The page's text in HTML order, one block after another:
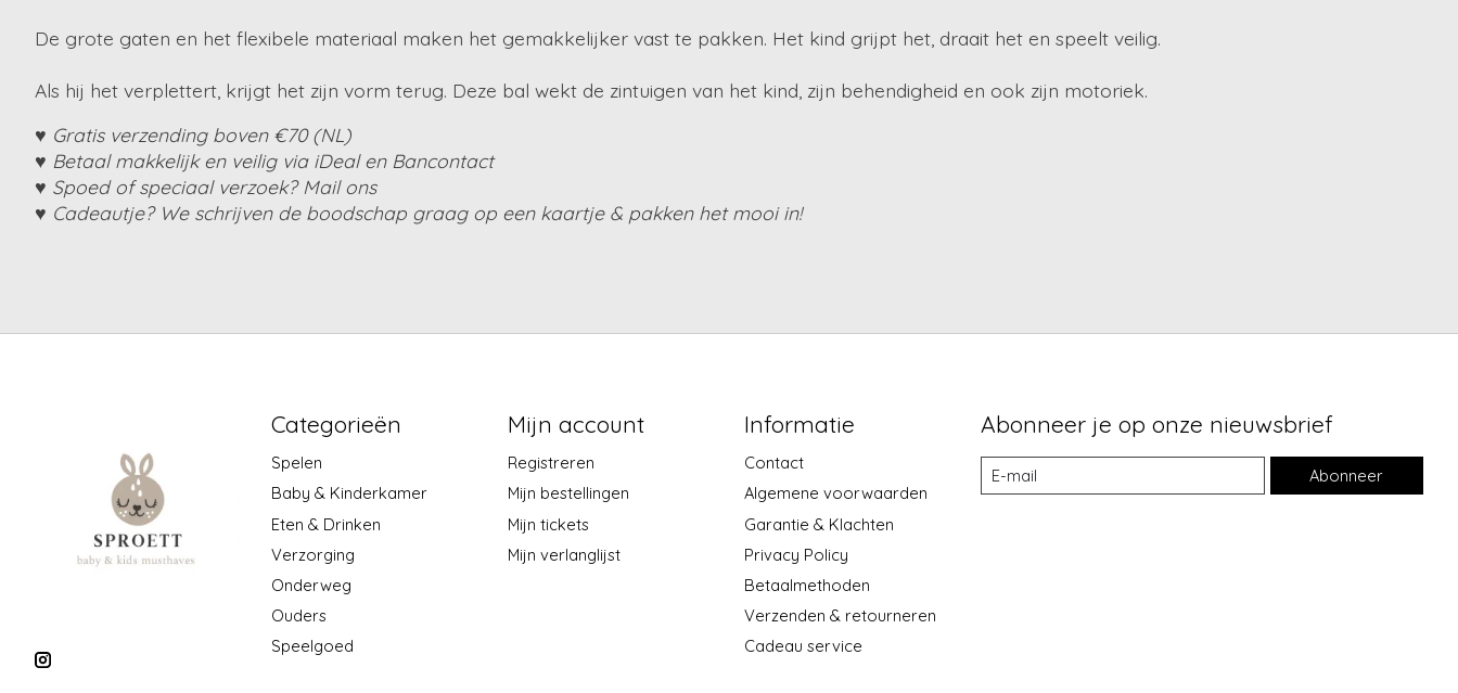
De grote gaten en het flexibele materiaal maken het gemakkelijker vast te pakken. Het kind grijpt het, draait het en speelt veilig.
Als hij het verplettert, krijgt het zijn vorm terug. Deze bal wekt de zintuigen van het kind, zijn behendigheid en ook zijn motoriek.
♥ Gratis verzending boven €70 (NL)
♥ Betaal makkelijk en veilig via iDeal en Bancontact
♥ Spoed of speciaal verzoek? Mail ons
♥ Cadeautje? We schrijven de boodschap graag op een kaartje & pakken het mooi in!
Categorieën
Spelen
Baby & Kinderkamer
Eten & Drinken
Verzorging
Onderweg
Ouders
Speelgoed
Mijn account
Registreren
Mijn bestellingen
Mijn tickets
Mijn verlanglijst
Informatie
Contact
Algemene voorwaarden
Garantie & Klachten
Privacy Policy
Betaalmethoden
Verzenden & retourneren
Cadeau service
Abonneer je op onze nieuwsbrief
Abonneer